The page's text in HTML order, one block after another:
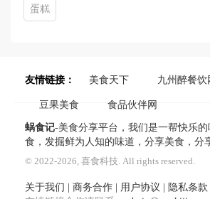
蛋糕
友情链接： 美食天下 九州醉餐饮
豆果美食 食品伙伴网
蜗食记-美食分享平台，我们是一帮快乐
食，发掘鲜为人知的味道，分享美食，分
© 2022-2026, 喜食科技. All rights reserved.
关于我们 商务合作 用户协议 隐私条款